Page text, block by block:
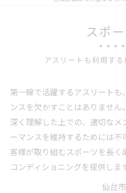
スポー
アスリートも利用す
第一線で活躍するアスリート
ンスを欠かすことはありません
深く理解した上での、適切なメ
ーマンスを維持するためには不
客様が取り組むスポーツを長
コンディショニングを提供しま
仙台